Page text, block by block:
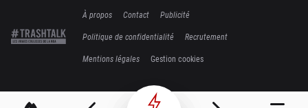
À propos Contact
Publicité
Politique de confidentialité
Recrutement
Mentions légales
Gestion cookies